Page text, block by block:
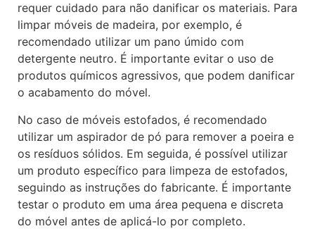
requer cuidado para não danificar os materiais. Para
limpar móveis de madeira, por exemplo, é
recomendado utilizar um pano úmido com
detergente neutro. É importante evitar o uso de
produtos químicos agressivos, que podem danificar
o acabamento do móvel.
No caso de móveis estofados, é recomendado
utilizar um aspirador de pó para remover a poeira e
os resíduos sólidos. Em seguida, é possível utilizar
um produto específico para limpeza de estofados,
seguindo as instruções do fabricante. É importante
testar o produto em uma área pequena e discreta
do móvel antes de aplicá-lo por completo.